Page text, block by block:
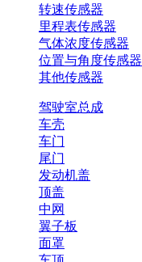
转速传感器
里程表传感器
气体浓度传感器
位置与角度传感器
其他传感器
驾驶室总成
车壳
车门
尾门
发动机盖
顶盖
中网
翼子板
面罩